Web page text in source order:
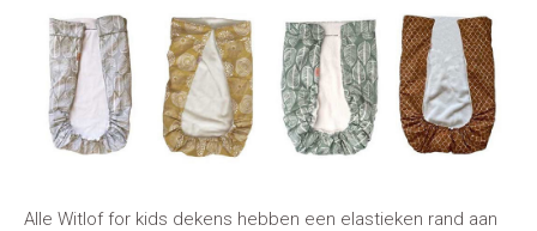
Alle Witlof for kids dekens hebben een elastieken rand aan